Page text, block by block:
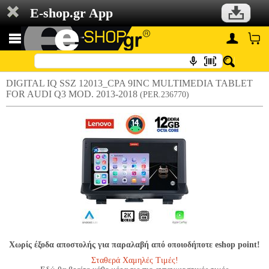
E-shop.gr App
DIGITAL IQ SSZ 12013_CPA 9INC MULTIMEDIA TABLET
FOR AUDI Q3 MOD. 2013-2018 (PER.236770)
Χωρίς έξοδα αποστολής για παραλαβή από οποιοδήποτε eshop point!
Σταθερά Χαμηλές Τιμές!